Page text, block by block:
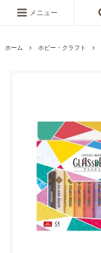
メニュー
ホーム ホビー・クラフト